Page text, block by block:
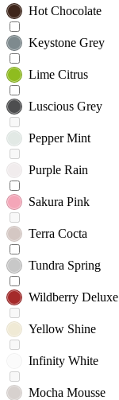
Hot Chocolate
Keystone Grey
Lime Citrus
Luscious Grey
Pepper Mint
Purple Rain
Sakura Pink
Terra Cocta
Tundra Spring
Wildberry Deluxe
Yellow Shine
Infinity White
Mocha Mousse